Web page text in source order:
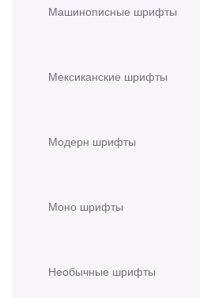
Машинописные шрифты
Мексиканские шрифты
Модерн шрифты
Моно шрифты
Необычные шрифты